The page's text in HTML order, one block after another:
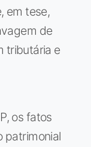
em tese,
de
tributária e
os fatos
patrimonial